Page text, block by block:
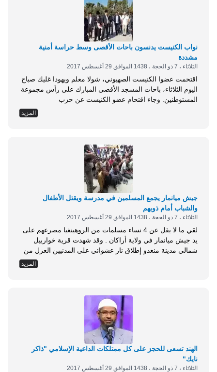
نواب الكنيست يدنسون باحات الأقصى وسط حراسة أمنية
مشددة
الثلاثاء ، 7 ذو الحجة ، 1438 الموافق 29 أغسطس 2017
اقتحمت عضوا الكنيست الصهيوني، شولا معلم ويهودا غليك صباح
اليوم الثلاثاء، باحات المسجد الأقصى المبارك على رأس مجموعة
المستوطنين. وجاء اقتحام عضو الكنيست عن حزب
الكنيست عن حزب البيت اليهودي ساحات الأقصى بعد رفع الحظر
المزيد
جيش ميانمار يجمع المسلمين في مدرسة ويقتل الأطفال
والشباب أمام ذويهم
الثلاثاء ، 7 ذو الحجة ، 1438 الموافق 29 أغسطس 2017
لقي ما لا يقل عن 4 نساء مسلمات من الروهينغيا مصرعهم على
يد جيش ميانمار في ولاية أراكان . وقد شهدت قرية خواربيل
شمالي مدينة منغدو إطلاق نار عشوائي على المدنيين العزل من
قبل عدة آليات عسكرية مساء أول أمس الأحد . وقال شاهد عيان:
إن امرأة روهينغية تبلغ 25 عاما، تدعى اسمندرة أبو كلام ناظر
المزيد
الهند تسعى للحجز على كل ممتلكات الداعية الإسلامي "ذاكر
نايك"
الثلاثاء ، 7 ذو الحجة ، 1438 الموافق 29 أغسطس 2017